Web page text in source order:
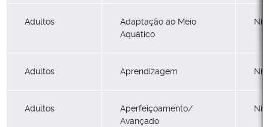
Adultos
Adaptação ao Meio
Aquático
Adultos Aprendizagem
Adultos
Aperfeiçoamento/
Avançado